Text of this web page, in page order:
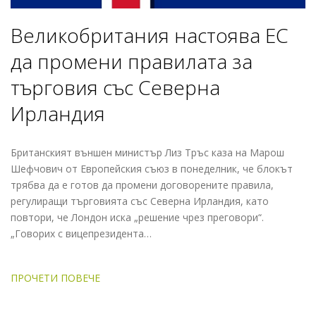
Великобритания настоява ЕС
да промени правилата за
търговия със Северна
Ирландия
Британският външен министър Лиз Тръс каза на Марош
Шефчович от Европейския съюз в понеделник, че блокът
трябва да е готов да промени договорените правила,
регулиращи търговията със Северна Ирландия, като
повтори, че Лондон иска „решение чрез преговори“.
„Говорих с вицепрезидента…
ПРОЧЕТИ ПОВЕЧЕ